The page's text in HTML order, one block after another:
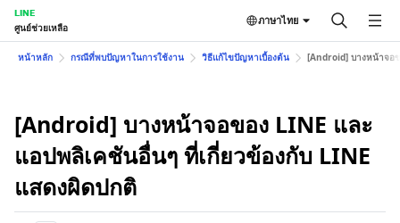
LINE
ศูนย์ช่วยเหลือ
ภาษาไทย
หน้าหลัก กรณีที่พบปัญหาในการใช้งาน วิธีแก้ไขปัญหาเบื้องต้น [Android] บางหน้าจอ
[Android] บางหน้าจอของ LINE และ
แอปพลิเคชันอื่นๆ ที่เกี่ยวข้องกับ LINE
แสดงผิดปกติ